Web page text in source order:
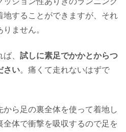
地することができますが、それ
ません。
、 試しに素足でかかとからつ
さい。痛くて走れないはずで
から足の裏全体を使って着地し
全体で衝撃を吸収するので足を